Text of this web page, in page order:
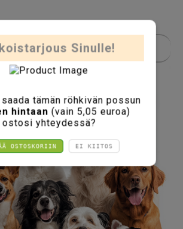
Sinulle!
tämän röhkivän possun
hintaan (vain 5,05 euroa)
ostosi yhteydessä?
OSTOSKORIIN EI KIITOS
Rotuesittelyt